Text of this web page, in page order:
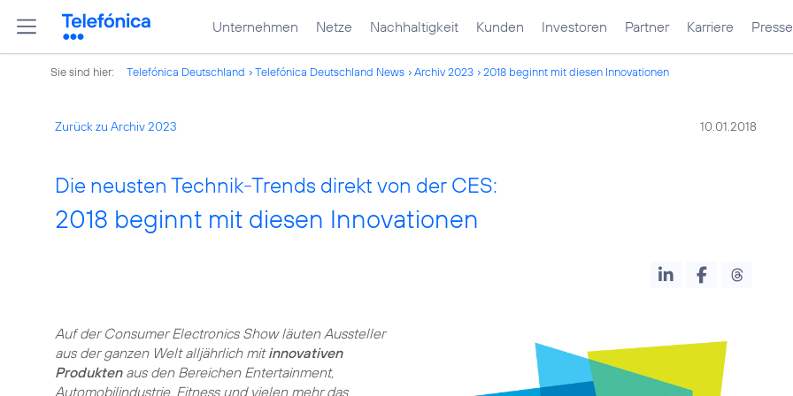
Unternehmen Netze Nachhaltigkeit Kunden Investoren Partner Karriere Presse
Sie sind hier: Telefónica Deutschland Telefónica Deutschland News Archiv 2023 2018 beginnt mit diesen Innovationen
Zurück zu Archiv 2023 10.01.2018
Die neusten Technik-Trends direkt von der CES:
2018 beginnt mit diesen Innovationen
Auf der Consumer Electronics Show läuten Aussteller
aus der ganzen Welt alljährlich mitinnovativen
Produktenaus den Bereichen Entertainment,
Automobilindustrie, Fitness und vielen mehr das